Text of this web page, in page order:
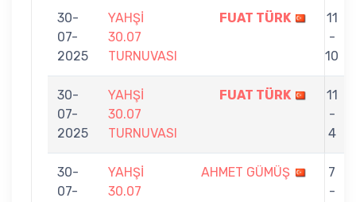
30-
07-
2025
YAHŞİ
30.07
TURNUVASI
FUAT TÜRK
11
-
10
30-
07-
2025
YAHŞİ
30.07
TURNUVASI
FUAT TÜRK
11
-
4
30-
07-
YAHŞİ
30.07
AHMET GÜMÜŞ
7
-